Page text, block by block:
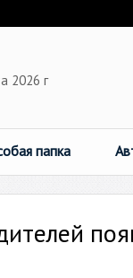
2026 г
папка